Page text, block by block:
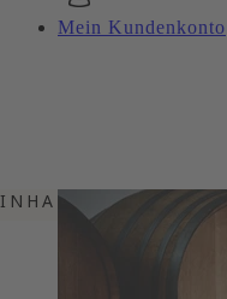
Mein Kundenkonto